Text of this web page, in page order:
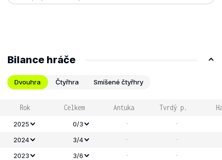
Bilance hráče
Dvouhra Čtyřhra Smíšené čtyřhry
Rok Celkem Antuka Tvrdý p.
2025 0/3 - -
2024 3/4 - -
2023 3/6 - -